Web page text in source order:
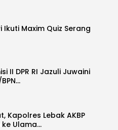
Ikuti Maxim Quiz Serang
II DPR RI Jazuli Juwaini
Kapolres Lebak AKBP
ke Ulama…